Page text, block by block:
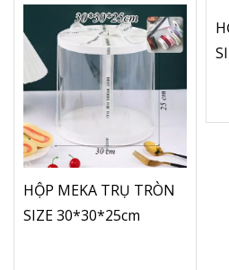
HỘP MEKA TRỤ TRÒN
SIZE 30*30*25cm